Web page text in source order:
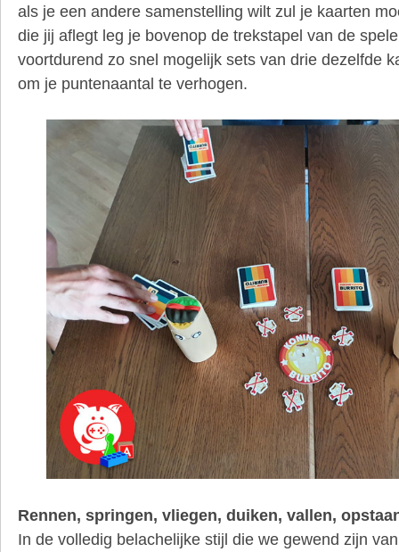
als je een andere samenstelling wilt zul je kaarten
die jij aflegt leg je bovenop de trekstapel van de
voortdurend zo snel mogelijk sets van drie dezelfde
om je puntenaantal te verhogen.
Rennen, springen, vliegen, duiken, vallen,
In de volledig belachelijke stijl die we gewend zijn